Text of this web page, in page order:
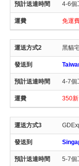
4-6個
免運
黑貓
4-7個
350
5-7個